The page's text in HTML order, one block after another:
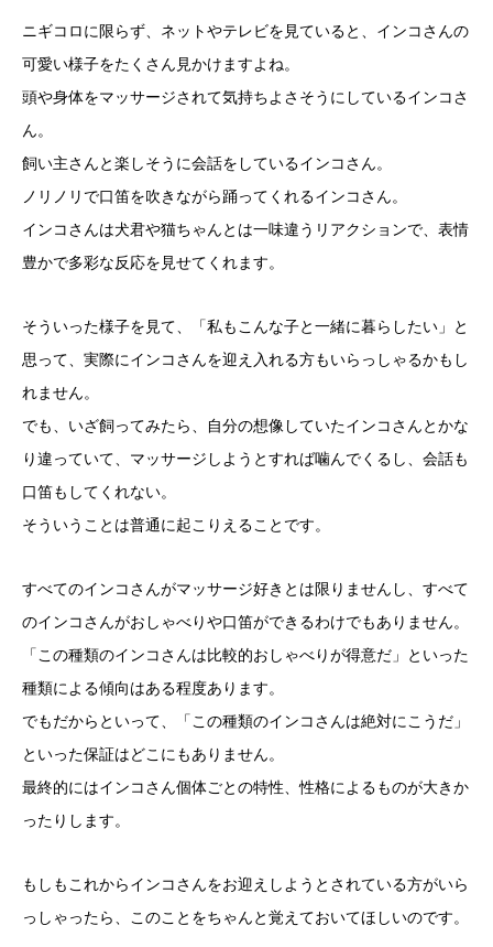
ニギコロに限らず、ネットやテレビを見ていると、インコさんの
可愛い様子をたくさん見かけますよね。
頭や身体をマッサージされて気持ちよさそうにしているインコさ
ん。
飼い主さんと楽しそうに会話をしているインコさん。
ノリノリで口笛を吹きながら踊ってくれるインコさん。
インコさんは犬君や猫ちゃんとは一味違うリアクションで、表情
豊かで多彩な反応を見せてくれます。
そういった様子を見て、「私もこんな子と一緒に暮らしたい」と
思って、実際にインコさんを迎え入れる方もいらっしゃるかもし
れません。
でも、いざ飼ってみたら、自分の想像していたインコさんとかな
り違っていて、マッサージしようとすれば噛んでくるし、会話も
口笛もしてくれない。
そういうことは普通に起こりえることです。
すべてのインコさんがマッサージ好きとは限りませんし、すべて
のインコさんがおしゃべりや口笛ができるわけでもありません。
「この種類のインコさんは比較的おしゃべりが得意だ」といった
種類による傾向はある程度あります。
でもだからといって、「この種類のインコさんは絶対にこうだ」
といった保証はどこにもありません。
最終的にはインコさん個体ごとの特性、性格によるものが大きか
ったりします。
もしもこれからインコさんをお迎えしようとされている方がいら
っしゃったら、このことをちゃんと覚えておいてほしいのです。